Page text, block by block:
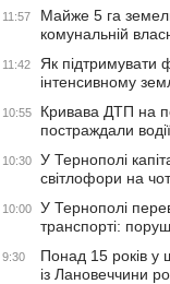
11:57
Майже 5 га
комунальній
11:42
Як підтримувати
інтенсивному
10:55
Кривава ДТП на
постраждали
10:30
У Тернополі
світлофори на
10:00
У Тернополі
транспорті:
9:30
Понад 15 років у
із Лановеччини